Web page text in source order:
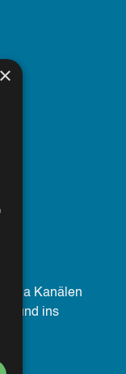
Kanälen
und ins
×